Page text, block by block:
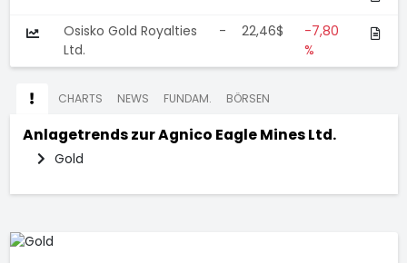
Osisko Gold Royalties
Ltd.
- 22,46$
-7,80
%
CHARTS NEWS FUNDAM. BÖRSEN
Anlagetrends zurAgnico Eagle Mines Ltd.
Gold